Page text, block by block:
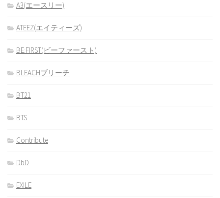
A3(エースリー)
ATEEZ(エイティーズ)
BE:FIRST(ビーファースト)
BLEACHブリーチ
BT21
BTS
Contribute
DbD
EXILE